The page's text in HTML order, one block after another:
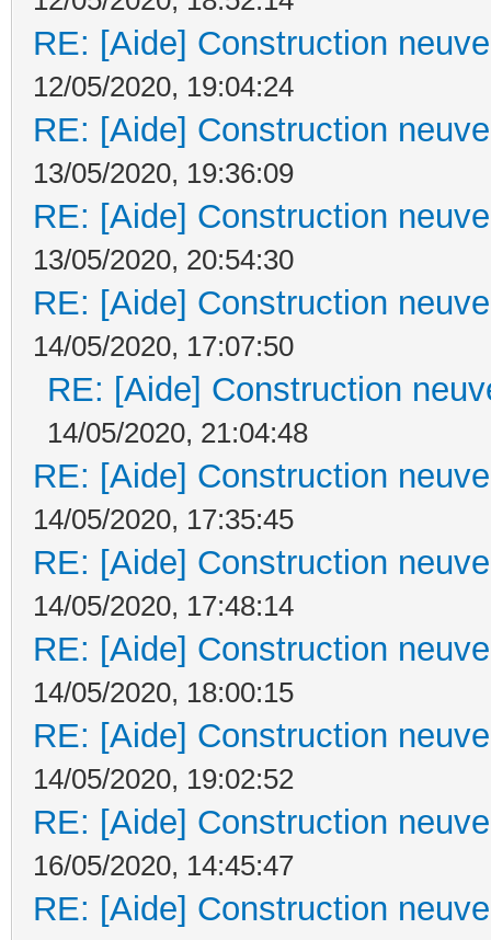
RE: [Aide] Construction
12/05/2020, 19:04:24
RE: [Aide] Construction
13/05/2020, 19:36:09
RE: [Aide] Construction
13/05/2020, 20:54:30
RE: [Aide] Construction
14/05/2020, 17:07:50
RE: [Aide] Construction
14/05/2020, 21:04:48
RE: [Aide] Construction
14/05/2020, 17:35:45
RE: [Aide] Construction
14/05/2020, 17:48:14
RE: [Aide] Construction
14/05/2020, 18:00:15
RE: [Aide] Construction
14/05/2020, 19:02:52
RE: [Aide] Construction
16/05/2020, 14:45:47
RE: [Aide] Construction